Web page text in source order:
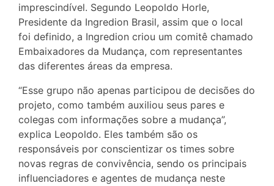
imprescindível. Segundo Leopoldo Horle,
Presidente da Ingredion Brasil, assim que o local
foi definido, a Ingredion criou um comitê chamado
Embaixadores da Mudança, com representantes
das diferentes áreas da empresa.
“Esse grupo não apenas participou de decisões do
projeto, como também auxiliou seus pares e
colegas com informações sobre a mudança”,
explica Leopoldo. Eles também são os
responsáveis por conscientizar os times sobre
novas regras de convivência, sendo os principais
influenciadores e agentes de mudança neste